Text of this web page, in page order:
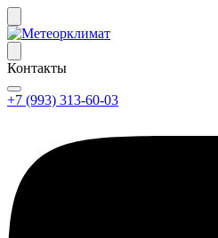
Контакты
+7 (993) 313-60-03